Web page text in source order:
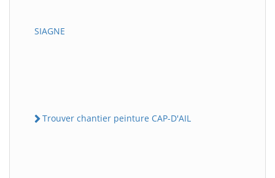
SIAGNE
Trouver chantier peinture CAP-D'AIL